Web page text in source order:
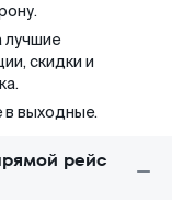
лучшие
скидки и
в выходные.
рейс